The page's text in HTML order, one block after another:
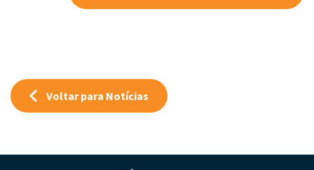
Voltar para Notícias